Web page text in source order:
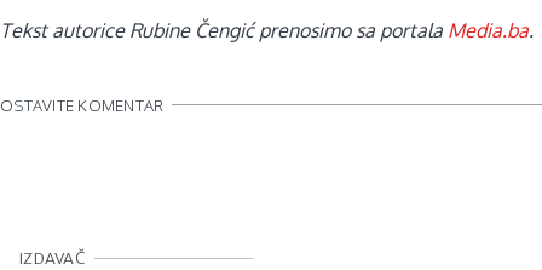
Tekst autorice Rubine Čengić prenosimo sa portala Media.ba.
OSTAVITE KOMENTAR
IZDAVAČ